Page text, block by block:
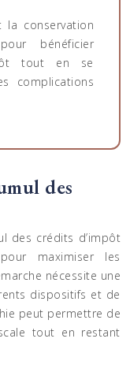
la conservation
bénéficier
tout en se
complications
des
des crédits d’impôt
maximiser les
nécessite une
dispositifs et de
peut permettre de
tout en restant